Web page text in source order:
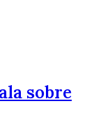
sobre